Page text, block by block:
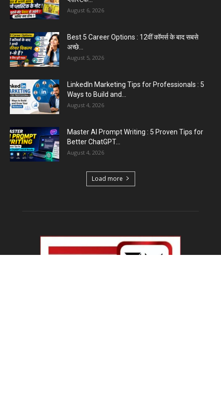
August 6, 2026
Best 5 Career Options : 12वीं कॉमर्स के बाद सबसे
अच्छे...
August 5, 2026
LinkedIn Marketing Tips for Professionals : 5
Ways to Build and...
August 4, 2026
Master AI Prompt Writing : 5 Proven Tips for
Better ChatGPT...
August 4, 2026
Load more